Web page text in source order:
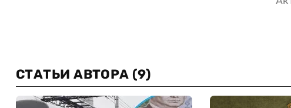
СТАТЬИ АВТОРА (9)